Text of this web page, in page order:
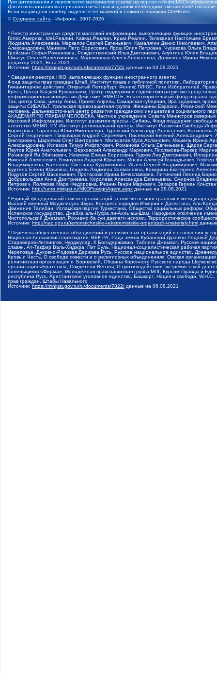
При цитировании и перепечатке материалов ссылка на портал «ИнфоШОС»
Для использования материалов в печатных изданиях необходимо письменное
Если вы увидели ошибку, выделите ее мышкой и нажмите клавиши Ctrl+Enter
©Создание сайта - Инфорос, 2007-2026
* Реестр иностранных средств массовой информации, выполняющих функции
Голос Америки, Idel.Реалии, Кавказ.Реалии, Крым.Реалии, Телеканал Настоящее
Людмила Алексеевна, Маркелов Сергей Евгеньевич, Камалягин Денис Николаевич,
Александрович, Маняхин Петр Борисович, Ярош Юлия Петровна, Чуракова Ольга
Гройсман Софья Романовна, Рождественский Илья Дмитриевич, Апухтина Юлия
Шмагун Олеся Валентиновна, Мароховская Алеся Алексеевна, Долинина Ирина
редактор 2021, Вега 2021
Источник: https://minjust.gov.ru/ru/documents/7755/ данные на 03.09.2021
* Сведения реестра НКО, выполняющих функции иностранного агента:
Фонд защиты прав граждан Штаб, Институт права и публичной политики,
Гуманитарное действие, Открытый Петербург, Феникс ПЛЮС, Лига Избирателей,
Крест, Центр Хасдей Ерушалаим, Центр поддержки и содействия развитию средств
информационных инициатив Действие, ВМЕСТЕ, Благотворительный фонд охраны
Так, центр Сова, центр Анна, Проект Апрель, Самарская губерния, Эра здоровья,
защиты СИБАЛЬТ, Уральская правозащитная группа, Женщины Евразии, Рязанский
человека, Дальневосточный центр развития гражданских инициатив и социального
АКАДЕМИЯ ПО ПРАВАМ ЧЕЛОВЕКА, Частное учреждение Совета Министров северных
Массовой Информации, Институт развития прессы - Сибирь, Фонд поддержки
агентство МЕМО. РУ, Институт региональной прессы, Институт Развития Свободы
Борисовна, Таранова Юлия Николаевна, Туровский Александр Алексеевич,
Сергей Георгиевич, Пивоваров Андрей Сергеевич, Писемский Евгений
Викторович, Шарипков Олег Викторович, Мальсагов Муса Асланович, Мошель Ирина
Александровна, Исламов Тимур Рифгатович, Романова Ольга Евгеньевна, Щаров
Паутов Юрий Анатольевич, Верховский Александр Маркович, Пислакова-Паркер
Рачинский Ян Збигневич, Жемкова Елена Борисовна, Гудков Лев Дмитриевич,
Николай Алексеевич, Блинушов Андрей Юрьевич, Мосин Алексей Геннадьевич,
Владимировна, Баженова Светлана Куприяновна, Исаев Сергей Владимирович,
Буртина Елена Юрьевна, Гендель Людмила Залмановна, Кокорина Екатерина
Подузов Сергей Васильевич, Протасова Ирина Вячеславовна, Литинский Леонид
Добровольская Анна Дмитриевна, Королева Александра Евгеньевна, Смирнов
Петрович, Полякова Мара Федоровна, Резник Генри Маркович, Захаров Герман
Источник: http://unro.minjust.ru/NKOForeignAgent.aspx данные на 28.08.2021
* Единый федеральный список организаций, в том числе иностранных и
Высший военный Маджлисуль Шура, Конгресс народов Ичкерии и Дагестана, Аль-
Движение Талибан, Исламская партия Туркестана, Общество социальных реформ,
Исламское государство, Джабха аль-Нусра ли-Ахль аш-Шам, Народное ополчение
Чистопольский Джамаат, Рохнамо ба суи давлати исломи, Террористическое
Источник: http://nac.gov.ru/terroristicheskie-i-ekstremistskie-organizacii-i-materialy.html
* Перечень общественных объединений и религиозных организаций в отношении
Национал-большевистская партия, ВЕК РА, Рада земли Кубанской Духовно Родовой
Староверов-Инглингов, Нурджулар, К Богодержавию, Таблиги Джамаат, Русское
славян, Ат-Такфир Валь-Хиджра, Пит Буль, Национал-социалистическая рабочая
Череповца, Духовно-Родовая Держава Русь, Русское национальное единство,
Кровь и Честь, О свободе совести и о религиозных объединениях, Омская
религиозная организация п. Боровский, Община Коренного Русского народа
организация «Братство», Свидетели Иеговы, О противодействии экстремистской
болельщиков «Фирма», Молодежная правозащитная группа МПГ, Курсом Правды и
республика Русь, Арестантское уголовное единство, Башкорт, Нация и свобода,
прав граждан, Штабы Навального
Источник: https://minjust.gov.ru/ru/documents/7822/ данные на 06.08.2021